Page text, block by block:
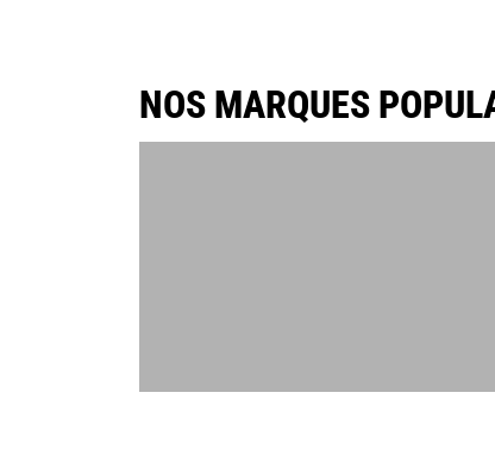
NOS MARQUES